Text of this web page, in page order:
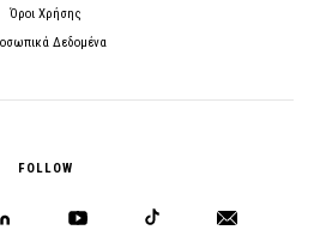
Όροι Χρήσης
Δεδομένα
FOLLOW